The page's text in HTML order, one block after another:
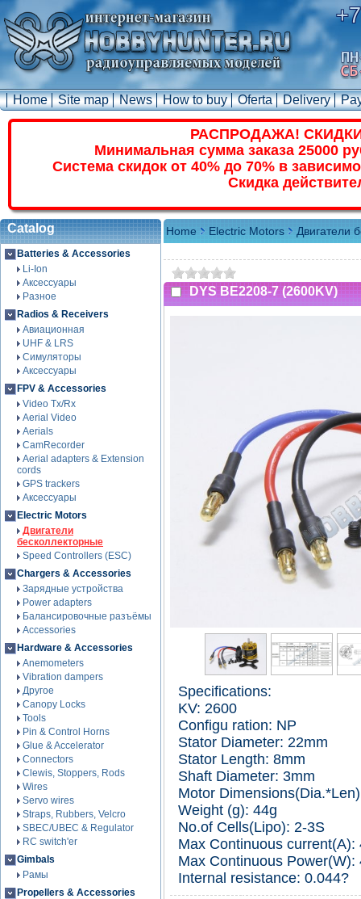
Home Site map News How to buy Oferta Delivery
РАСПРОДАЖА!
Минимальная сумма заказа 25000
Система скидок от 40% до 70% в
Скидка
Catalog
Batteries & Accessories
Li-Ion
Аксессуары
Разное
Radios & Receivers
Авиационная
UHF & LRS
Симуляторы
Аксессуары
FPV & Accessories
Video Tx/Rx
Aerial Video
Aerials
CamRecorder
Aerial adapters & Extension
cords
GPS trackers
Аксессуары
Electric Motors
Двигатели
бесколлекторные
Speed Controllers (ESC)
Chargers & Accessories
Зарядные устройства
Power adapters
Балансировочные разъёмы
Accessories
Hardware & Accessories
Anemometers
Vibration dampers
Другое
Canopy Locks
Tools
Pin & Control Horns
Glue & Accelerator
Connectors
Clewis, Stoppers, Rods
Wires
Servo wires
Straps, Rubbers, Velcro
SBEC/UBEC & Regulator
RC switch'er
Gimbals
Рамы
Propellers & Accessories
Home Electric Motors Двигатели
DYS BE2208-7 (2600KV)
Specifications:
KV: 2600
Configu ration: NP
Stator Diameter: 22mm
Stator Length: 8mm
Shaft Diameter: 3mm
Motor
Weight (g): 44g
No.of Cells(Lipo): 2-3S
Max Continuous current(A):
Max Continuous Power(W):
Internal resistance: 0.044?